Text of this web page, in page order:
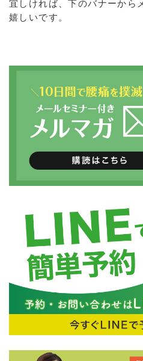
宜しければ、下のバナーから
嬉しいです。